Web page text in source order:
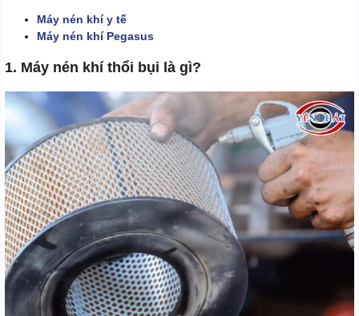
Máy nén khí y tế
Máy nén khí Pegasus
1. Máy nén khí thổi bụi là gì?